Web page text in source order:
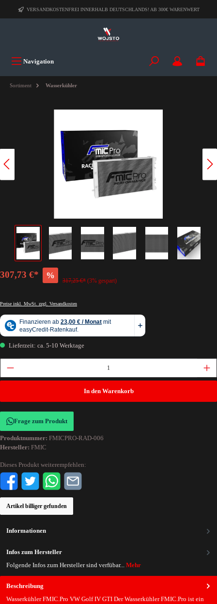
VERSANDKOSTENFREI INNERHALB DEUTSCHLANDS! AB 300€ WARENWERT
Navigation
Sortiment Wasserkühler
307,73 €* %
317,25 €* (3% gespart)
Preise inkl. MwSt. zzgl. Versandkosten
Lieferzeit: ca. 5-10 Werktage
In den Warenkorb
Frage zum Produkt
Produktnummer: FMICPRO-RAD-006
Hersteller: FMIC
Dieses Produkt weiterempfehlen:
Artikel billiger gefunden
Beschreibung
Wasserkühler FMIC.Pro VW Golf IV GTI Der Wasserkühler FMIC.Pro ist ein
Informationen
Infos zum Hersteller
Folgende Infos zum Hersteller sind verfübar... Mehr